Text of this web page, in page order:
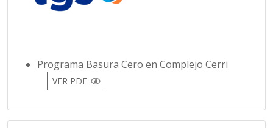
Programa Basura Cero en Complejo Cerri
VER PDF